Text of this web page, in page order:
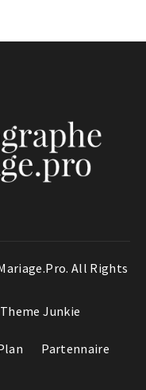
. All Rights
Theme Junkie
Partennaire